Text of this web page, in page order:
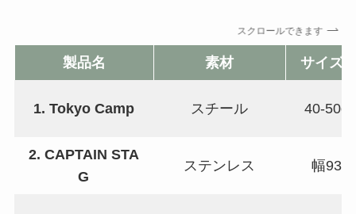
スクロールできます
製品名 素材 サイズ(
1. Tokyo Camp スチール 40-
2. CAPTAIN STA
G
ステンレス 幅93